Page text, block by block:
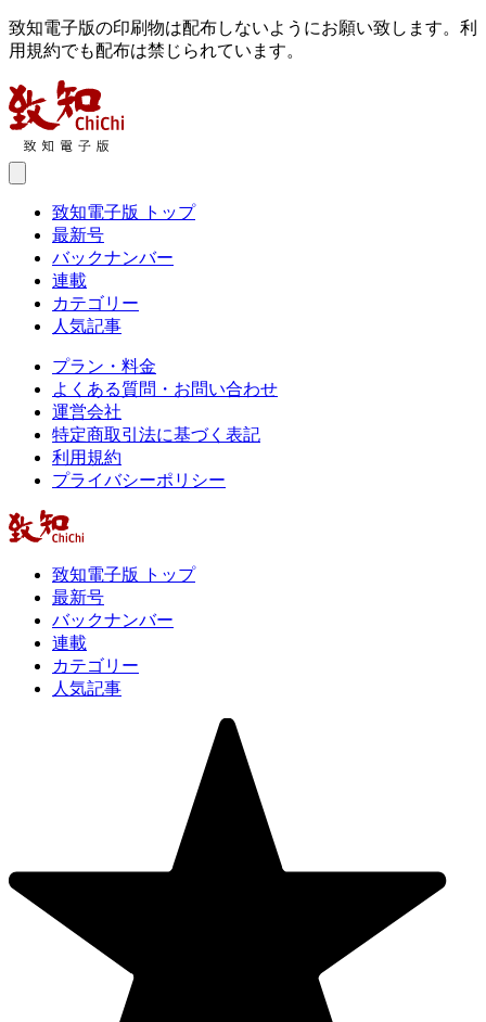
致知電子版の印刷物は配布しないようにお願い致します。利
用規約でも配布は禁じられています。
致知電子版 トップ
最新号
バックナンバー
連載
カテゴリー
人気記事
プラン・料金
よくある質問・お問い合わせ
運営会社
特定商取引法に基づく表記
利用規約
プライバシーポリシー
致知電子版 トップ
最新号
バックナンバー
連載
カテゴリー
人気記事